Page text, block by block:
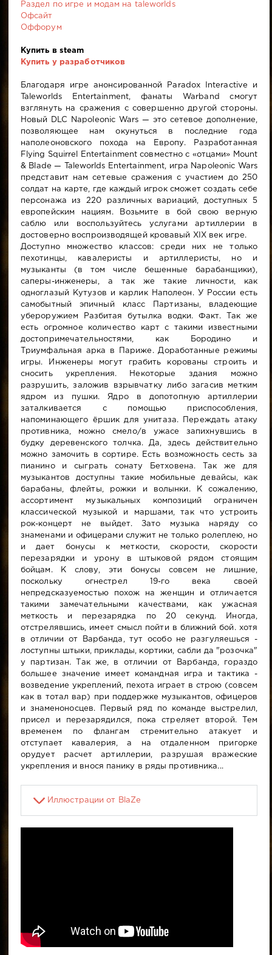
Раздел по игре и модам на taleworlds
Офсайт
Оффорум
Купить в steam
Купить у разработчиков
Благодаря игре анонсированной Paradox Interactive и
Taleworlds Entertainment, фанаты Warband смогут
взглянуть на сражения с совершенно другой стороны.
Новый DLC Napoleonic Wars — это сетевое дополнение,
позволяющее нам окунуться в последние года
наполеоновского похода на Европу. Разработанная
Flying Squirrel Entertainment совместно с «отцами» Mount
& Blade — Taleworlds Entertainment, игра Napoleonic Wars
представит нам сетевые сражения с участием до 250
солдат на карте, где каждый игрок сможет создать себе
персонажа из 220 различных вариаций, доступных 5
европейским нациям. Возьмите в бой свою верную
саблю или воспользуйтесь услугами артиллерии в
достоверно воспроизводящей кровавый XIX век игре.
Доступно множество классов: среди них не только
пехотинцы, кавалеристы и артиллеристы, но и
музыканты (в том числе бешенные барабанщики),
саперы-инженеры, а так же такие личности, как
одноглазый Кутузов и карлик Наполеон. У России есть
самобытный эпичный класс Партизаны, владеющие
убероружием Разбитая бутылка водки. Факт. Так же
есть огромное количество карт с такими известными
достопримечательностями, как Бородино и
Триумфальная арка в Париже. Доработанные режимы
игры. Инженеры могут грабить корованы строить и
сносить укрепления. Некоторые здания можно
разрушить, заложив взрывчатку либо загасив метким
ядром из пушки. Ядро в допотопную артиллерии
заталкивается с помощью приспособления,
напоминающего ёршик для унитаза. Переждать атаку
противника, можно смело/в ужасе запихнувшись в
будку деревенского толчка. Да, здесь действительно
можно замочить в сортире. Есть возможность сесть за
пианино и сыграть сонату Бетховена. Так же для
музыкантов доступны такие мобильные девайсы, как
барабаны, флейты, рожки и волынки. К сожалению,
ассортимент музыкальных композиций ограничен
классической музыкой и маршами, так что устроить
рок-концерт не выйдет. Зато музыка наряду со
знаменами и офицерами служит не только ролеплею, но
и дает бонусы к меткости, скорости, скорости
перезарядки и урону в штыковой рядом стоящим
бойцам. К слову, эти бонусы совсем не лишние,
поскольку огнестрел 19-го века своей
непредсказуемостью похож на женщин и отличается
такими замечательными качествами, как ужасная
меткость и перезарядка по 20 секунд. Иногда,
отстрелявшись, имеет смысл пойти в ближний бой. хотя
в отличии от Варбанда, тут особо не разгуляешься -
лоступны штыки, приклады, кортики, сабли да "розочка"
у партизан. Так же, в отличии от Варбанда, гораздо
большее значение имеет командная игра и тактика -
возведение укреплений, пехота играет в строю (совсем
как в тотал вар) при поддержке музыкантов, офицеров
и знаменоносцев. Первый ряд по команде выстрелил,
присел и перезарядился, пока стреляет второй. Тем
временем по флангам стремительно атакует и
отступает кавалерия, а на отдаленном пригорке
орудует расчет артиллерии, разрушая вражеские
укрепления и внося панику в ряды противника...
Иллюстрации от BlaZe